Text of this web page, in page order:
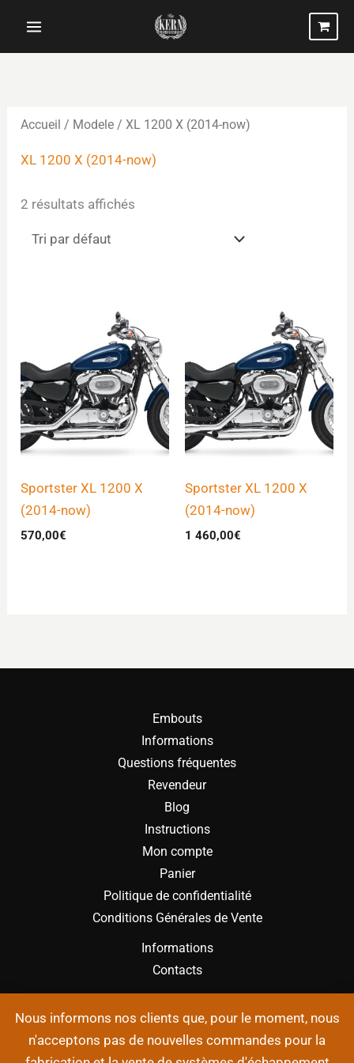
Nous informons nos clients que, pour le moment, nous
n'acceptons pas de nouvelles commandes pour la
contenu
Accueil / Modele / XL 1200 X (2014-now)
XL 1200 X (2014-now)
2 résultats affichés
Sportster XL 1200 X
(2014-now)
570,00€
Sportster XL 1200 X
(2014-now)
1 460,00€
Embouts
Informations
Questions fréquentes
Revendeur
Blog
Instructions
Mon compte
Panier
Politique de confidentialité
Conditions Générales de Vente
Informations
Contacts